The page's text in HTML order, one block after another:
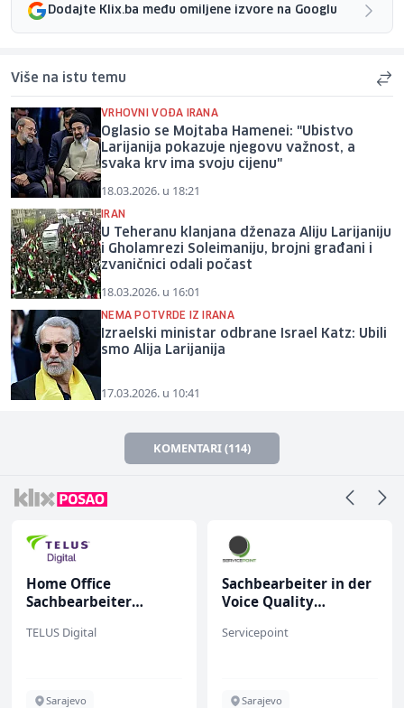
Dodajte Klix.ba među omiljene izvore na Googlu
Više na istu temu
VRHOVNI VOĐA IRANA
Oglasio se Mojtaba Hamenei: "Ubistvo
Larijanija pokazuje njegovu važnost, a
svaka krv ima svoju cijenu"
18.03.2026. u 18:21
IRAN
U Teheranu klanjana dženaza Aliju Larijaniju
i Gholamrezi Soleimaniju, brojni građani i
zvaničnici odali počast
18.03.2026. u 16:01
NEMA POTVRDE IZ IRANA
Izraelski ministar odbrane Israel Katz: Ubili
smo Alija Larijanija
17.03.2026. u 10:41
KOMENTARI (114)
Home Office
Sachbearbeiter
bekannten deutschen
TELUS Digital
Sarajevo
Sachbearbeiter in der
Voice Quality
Servicepoint
Sarajevo